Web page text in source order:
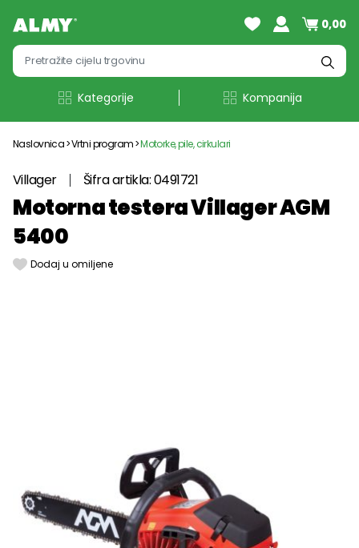
0,00
Kategorije Kompanija
Naslovnica Vrtni program Motorke, pile, cirkulari
Villager Šifra artikla: 0491721
Motorna testera Villager AGM
5400
Dodaj u omiljene